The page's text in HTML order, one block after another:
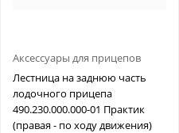
Аксессуары для прицепов
Лестница на заднюю часть
лодочного прицепа
490.230.000.000-01 Практик
(правая - по ходу движения)